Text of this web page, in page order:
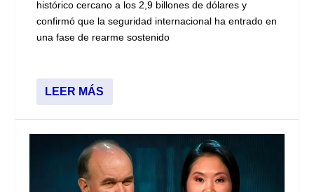
histórico cercano a los 2,9 billones de dólares y
confirmó que la seguridad internacional ha entrado en
una fase de rearme sostenido
LEER MÁS